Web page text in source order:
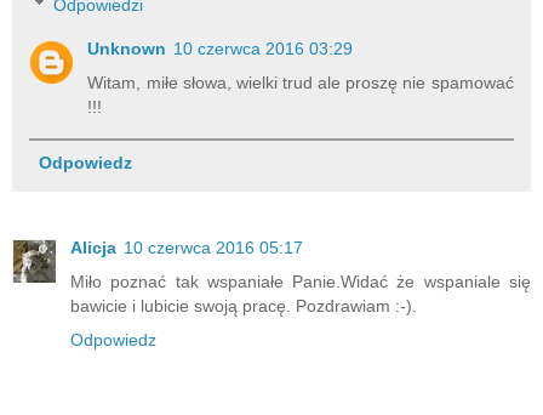
Odpowiedzi
Unknown 10 czerwca 2016 03:29
Witam, miłe słowa, wielki trud ale proszę nie spamować
!!!
Odpowiedz
Alicja 10 czerwca 2016 05:17
Miło poznać tak wspaniałe Panie.Widać że wspaniale się
bawicie i lubicie swoją pracę. Pozdrawiam :-).
Odpowiedz